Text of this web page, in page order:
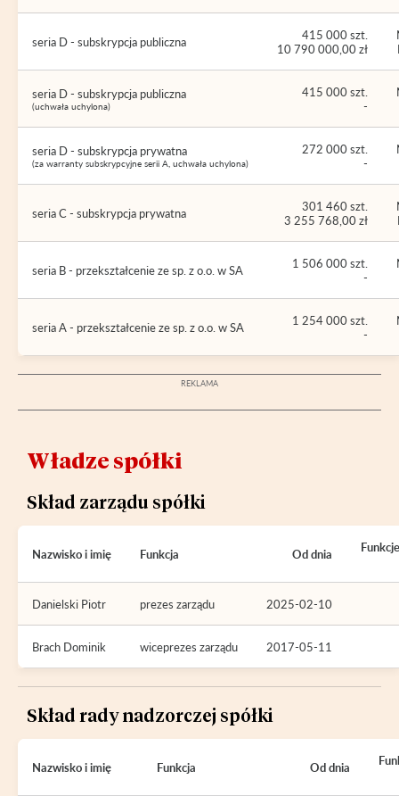
seria D - subskrypcja publiczna
415 000 szt.
10 790 000,00 zł
seria D - subskrypcja publiczna
(uchwała uchylona)
415 000 szt.
-
seria D - subskrypcja prywatna
(za warranty subskrypcyjne serii A, uchwała uchylona)
272 000 szt.
-
seria C - subskrypcja prywatna
301 460 szt.
3 255 768,00 zł
seria B - przekształcenie ze sp. z o.o. w SA
1 506 000 szt.
-
seria A - przekształcenie ze sp. z o.o. w SA
1 254 000 szt.
-
Władze spółki
Skład zarządu spółki
Nazwisko i imię Funkcja Od dnia
Danielski Piotr prezes zarządu 2025-02-10
Brach Dominik wiceprezes zarządu 2017-05-11
Skład rady nadzorczej spółki
Nazwisko i imię Funkcja Od dnia